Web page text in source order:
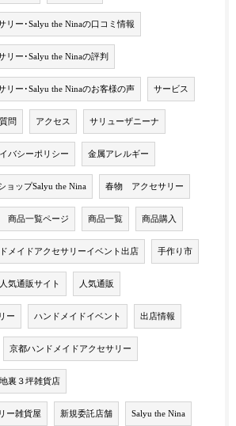
リー･Salyu the Ninaの口コミ情報
リー･Salyu the Ninaの評判
リー･Salyu the Ninaのお客様の声 サービス
問 アクセス サリューザニーナ
バシーポリシー 金属アレルギー
ョップSalyu the Nina 春物 アクセサリー
商品一覧ページ 商品一覧 商品購入
メイドアクセサリーイベント出店 手作り市
人気通販サイト 人気通販
ー ハンドメイドイベント 出店情報
京都ハンドメイドアクセサリー
裏３坪雑貨店
ー雑貨屋 新規委託店舗 Salyu the Nina